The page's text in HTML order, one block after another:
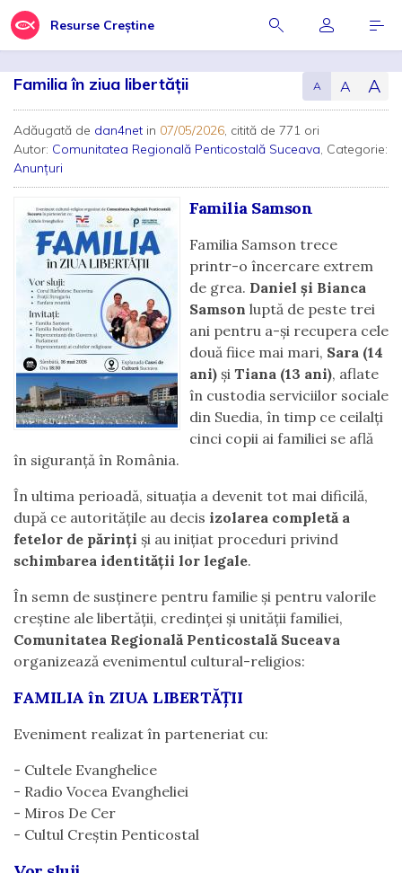
Resurse Creștine
Familia în ziua libertății A A A
Adăugată de dan4net in 07/05/2026, citită de 771 ori
Autor: Comunitatea Regională Penticostală Suceava, Categorie:
Anunțuri
Familia Samson
Familia Samson trece
printr-o încercare extrem
de grea. Daniel și Bianca
Samson luptă de peste trei
ani pentru a-și recupera cele
două fiice mai mari, Sara (14
ani) și Tiana (13 ani), aflate
în custodia serviciilor sociale
din Suedia, în timp ce ceilalți
cinci copii ai familiei se află
în siguranță în România.
În ultima perioadă, situația a devenit tot mai dificilă,
după ce autoritățile au decis izolarea completă a
fetelor de părinți și au inițiat proceduri privind
schimbarea identității lor legale.
În semn de susținere pentru familie și pentru valorile
creștine ale libertății, credinței și unității familiei,
Comunitatea Regională Penticostală Suceava
organizează evenimentul cultural-religios:
FAMILIA în ZIUA LIBERTĂȚII
Eveniment realizat în parteneriat cu:
- Cultele Evanghelice
- Radio Vocea Evangheliei
- Miros De Cer
- Cultul Creștin Penticostal